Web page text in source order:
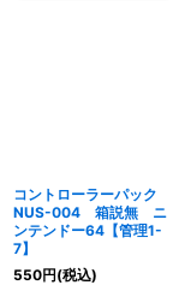
コントローラーパック
NUS-004 箱説無 ニ
ンテンドー64【管理1-
7】
550円(税込)